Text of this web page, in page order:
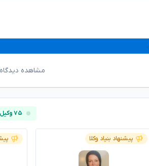
مشاهده
۷۵ وکیل آنلاین
پیشنهاد بنیاد وکلا